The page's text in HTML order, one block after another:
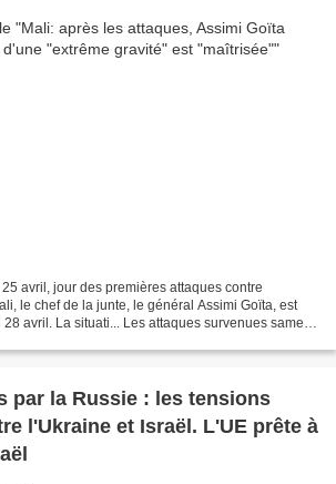
avril, jour des premières attaques contre
le chef de la junte, le général Assimi Goïta, est
avril. La situati... Les attaques survenues samedi
par la Russie : les tensions
l'Ukraine et Israël. L'UE prête à